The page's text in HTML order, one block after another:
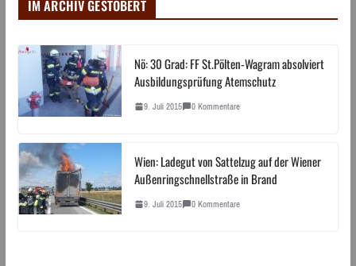
IM ARCHIV GESTÖBERT
Nö: 30 Grad: FF St.Pölten-Wagram absolviert
Ausbildungsprüfung Atemschutz
9. Juli 2015 0 Kommentare
Wien: Ladegut von Sattelzug auf der Wiener
Außenringschnellstraße in Brand
9. Juli 2015 0 Kommentare